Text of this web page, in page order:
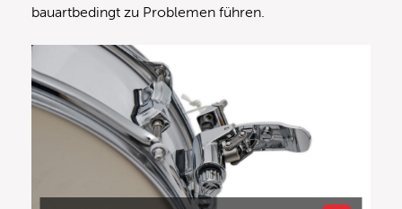
bauartbedingt zu Problemen führen.